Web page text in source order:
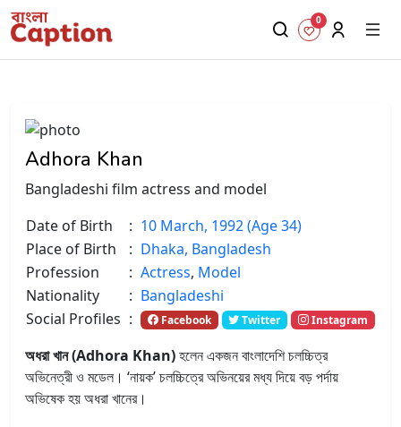
0
Adhora Khan
Bangladeshi film actress and model
Date of Birth
: 10 March, 1992 (Age 34)
Place of Birth
: Dhaka, Bangladesh
Profession
: Actress, Model
Nationality
: Bangladeshi
Social Profiles : Facebook Twitter Instagram
অধরা খান (Adhora Khan)হলেন একজন বাংলাদেশি চলচ্চিত্র
অভিনেত্রী ও মডেল। ‘নায়ক’ চলচ্চিত্রে অভিনয়ের মধ্য দিয়ে বড় পর্দায়
অভিষেক হয় অধরা খানের।